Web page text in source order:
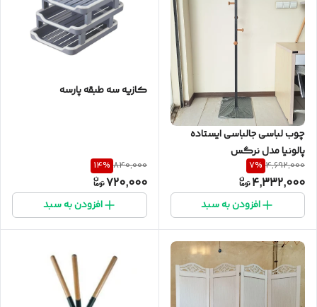
چوب لباسی جالباسی ایستاده
پالونیا مدل نرگس
4,692,000
7%
4,332,000
افزودن به سبد
کازیه سه طبقه پارسه
840,000
14%
720,000
افزودن به سبد